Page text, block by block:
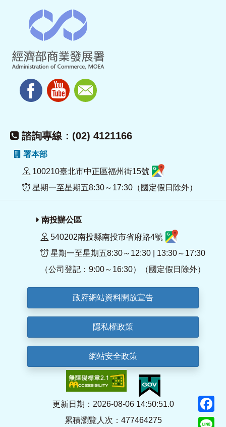
諮詢專線：(02) 4121166
署本部
100210臺北市中正區福州街15號
星期一至星期五8:30～17:30（國定假日除外）
南投辦公區
540202南投縣南投市省府路4號
星期一至星期五8:30～12:30 | 13:30～17:30
（公司登記：9:00～16:30）（國定假日除外）
政府網站資料開放宣告
隱私權政策
網站安全政策
更新日期：2026-08-06 14:50:51.0
累積瀏覽人次：477464275